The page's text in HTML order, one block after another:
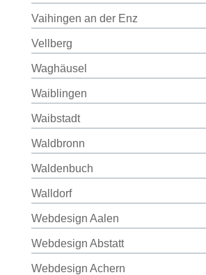
Vaihingen an der Enz
Vellberg
Waghäusel
Waiblingen
Waibstadt
Waldbronn
Waldenbuch
Walldorf
Webdesign Aalen
Webdesign Abstatt
Webdesign Achern